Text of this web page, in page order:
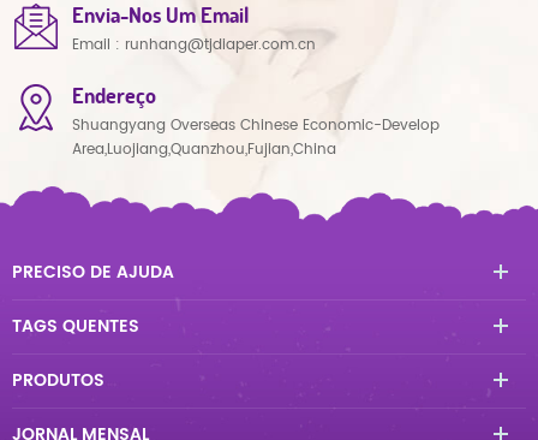
Envia-Nos Um Email
Email : runhang@tjdiaper.com.cn
Endereço
Shuangyang Overseas Chinese Economic-Develop
Area,Luojiang,Quanzhou,Fujian,China
PRECISO DE AJUDA
TAGS QUENTES
PRODUTOS